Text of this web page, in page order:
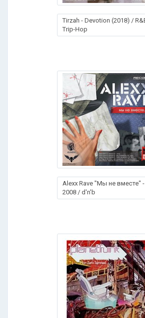
Tirzah - Devotion (2018) /
Trip-Hop
Alexx Rave "Мы не вместе" -
2008 / d'n'b